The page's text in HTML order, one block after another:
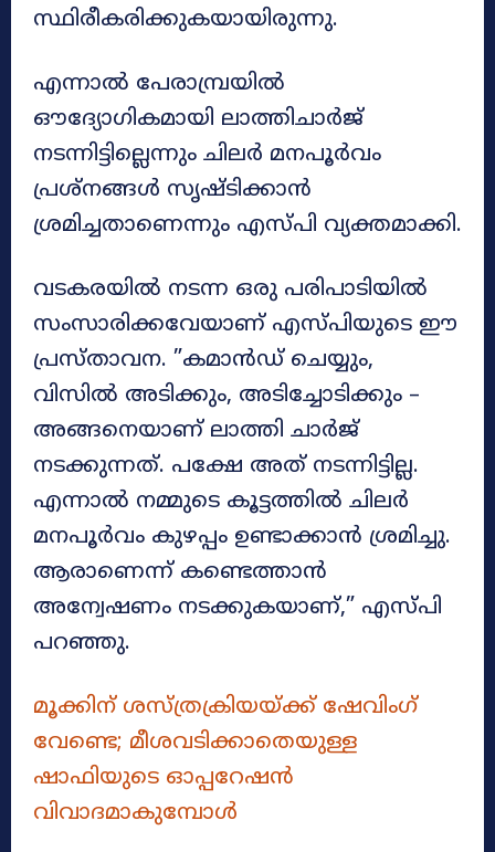
സ്ഥിരീകരിക്കുകയായിരുന്നു.
എന്നാല്‍ പേരാമ്പ്രയില്‍
ഔദ്യോഗികമായി ലാത്തിചാര്‍ജ്
നടന്നിട്ടില്ലെന്നും ചിലര്‍ മനപൂര്‍വം
പ്രശ്‌നങ്ങള്‍ സൃഷ്ടിക്കാന്‍
ശ്രമിച്ചതാണെന്നും എസ്പി വ്യക്തമാക്കി.
വടകരയില്‍ നടന്ന ഒരു പരിപാടിയില്‍
സംസാരിക്കവേയാണ് എസ്പിയുടെ ഈ
പ്രസ്താവന. ”കമാന്‍ഡ് ചെയ്യും,
വിസില്‍ അടിക്കും, അടിച്ചോടിക്കും –
അങ്ങനെയാണ് ലാത്തി ചാര്‍ജ്
നടക്കുന്നത്. പക്ഷേ അത് നടന്നിട്ടില്ല.
എന്നാല്‍ നമ്മുടെ കൂട്ടത്തില്‍ ചിലര്‍
മനപൂര്‍വം കുഴപ്പം ഉണ്ടാക്കാന്‍ ശ്രമിച്ചു.
ആരാണെന്ന് കണ്ടെത്താന്‍
അന്വേഷണം നടക്കുകയാണ്,” എസ്പി
പറഞ്ഞു.
മൂക്കിന് ശസ്ത്രക്രിയയ്ക്ക് ഷേവിംഗ്
വേണ്ടെ; മീശവടിക്കാതെയുള്ള
ഷാഫിയുടെ ഓപ്പറേഷൻ
വിവാദമാകുമ്പോൾ